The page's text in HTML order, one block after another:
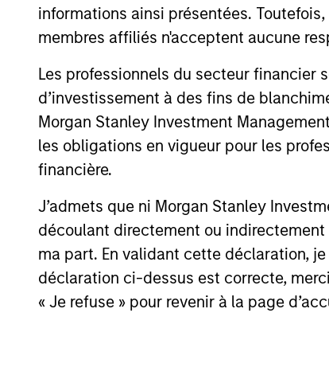
informations ainsi présentées.
membres affiliés n'acceptent aucune
Les professionnels du secteur financier
d’investissement à des fins de
Morgan Stanley Investment
les obligations en vigueur pour les
financière.
J’admets que ni Morgan Stanley
découlant directement ou indirectement
ma part. En validant cette déclaration,
déclaration ci-dessus est correcte,
« Je refuse » pour revenir à la page
Our team's
and transaction
idiosyncratic risks.
Tom Cahill